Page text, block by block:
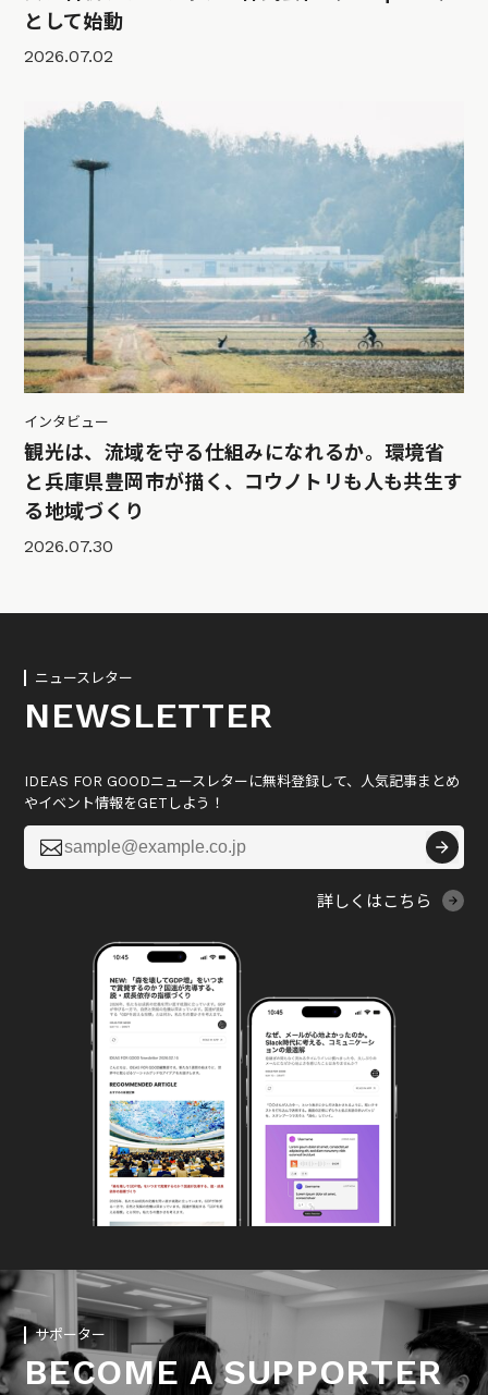
として始動
2026.07.02
インタビュー
観光は、流域を守る仕組みになれるか。環境省
と兵庫県豊岡市が描く、コウノトリも人も共生す
る地域づくり
2026.07.30
ニュースレター
NEWSLETTER
IDEAS FOR GOODニュースレターに無料登録して、人気記事まとめ
やイベント情報をGETしよう！

詳しくはこちら
サポーター
BECOME A SUPPORTER